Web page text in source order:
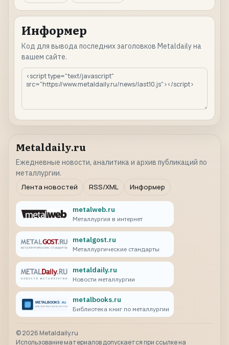
Информер
Код для вывода последних заголовков Metaldaily на
вашем сайте.
Metaldaily.ru
Ежедневные новости, аналитика и архив публикаций по
металлургии.
Лента новостей
RSS/XML Информер
metalweb.ru
Металлургия в интернет
metalgost.ru
Металлургические стандарты
metaldaily.ru
Новости металлургии
metalbooks.ru
Библиотека книг по металлургии
©2026 Metaldaily.ru
Использование материалов допускается при ссылке на